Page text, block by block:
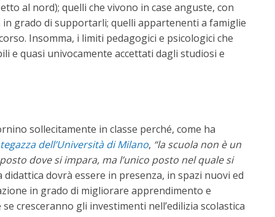
al nord); quelli che vivono in case anguste, con
grado di supportarli; quelli appartenenti a famiglie
Insomma, i limiti pedagogici e psicologici che
e quasi univocamente accettati dagli studiosi e
sollecitamente in classe perché, come ha
dell’Università di Milano, “la scuola non è un
dove si impara, ma l’unico posto nel quale si
didattica dovrà essere in presenza, in spazi nuovi ed
in grado di migliorare apprendimento e
cresceranno gli investimenti nell’edilizia scolastica